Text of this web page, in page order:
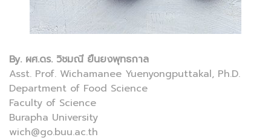
By. ผศ.ดร. วิชมณี ยืนยงพุทธกาล
Asst. Prof. Wichamanee Yuenyongputtakal, Ph.D.
Department of Food Science
Faculty of Science
Burapha University
wich@go.buu.ac.th